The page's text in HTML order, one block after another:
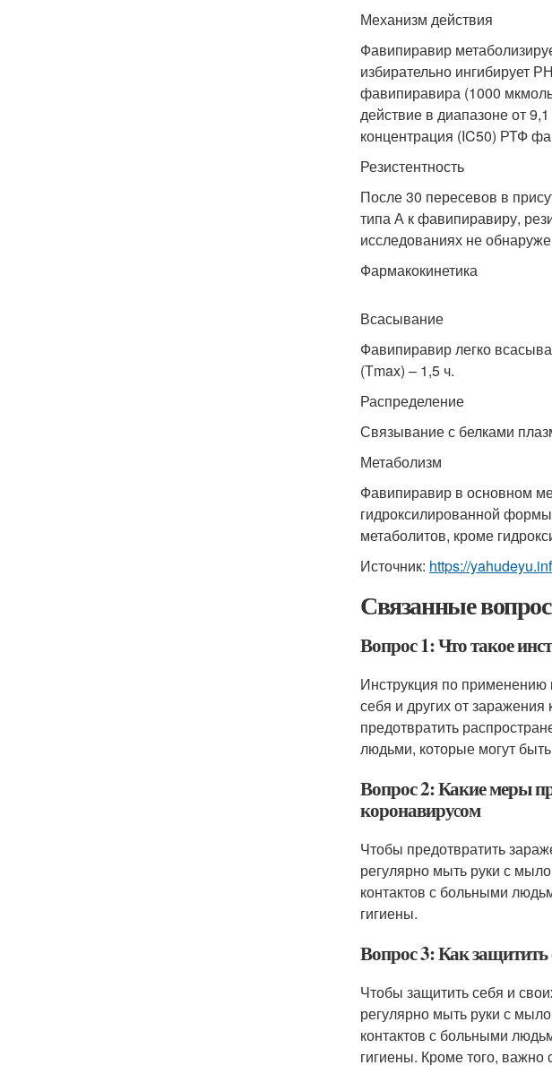
Механизм действия
Фавипиравир
избирательно ингибирует
фавипиравира (1000
действие в диапазоне от
концентрация (IC50) РТФ
Резистентность
После 30 пересевов в
типа А к фавипиравиру,
исследованиях не
Фармакокинетика
Всасывание
Фавипиравир легко
(Тmax) – 1,5 ч.
Распределение
Связывание с белками
Метаболизм
Фавипиравир в основном
гидроксилированной
метаболитов, кроме
Источник: https://
Связанные
Вопрос 1: Что такое
Инструкция по применению
себя и других от
предотвратить
людьми, которые могут
Вопрос 2: Какие меры
коронавирусом
Чтобы предотвратить
регулярно мыть руки с
контактов с больными
гигиены.
Вопрос 3: Как защитить
Чтобы защитить себя и
регулярно мыть руки с
контактов с больными
гигиены. Кроме того, важно